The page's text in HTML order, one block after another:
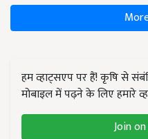
हम व्हाट्सएप पर हैं! कृषि से
मोबाइल में पढ़ने के लिए हमारे
Join